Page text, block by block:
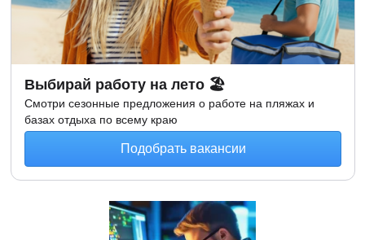
Выбирай работу на лето 🏖
Смотри сезонные предложения о работе на пляжах и
базах отдыха по всему краю
Подобрать вакансии